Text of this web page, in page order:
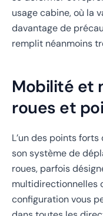
usage cabine, où la
davantage de
remplit néanmoins
Mobilité et
roues et
L’un des points
son système de
roues, parfois
multidirectionnelles
configuration vous